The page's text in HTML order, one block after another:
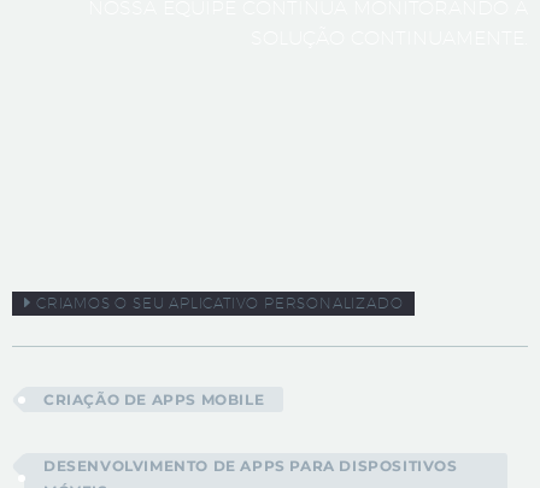
CRIAMOS O SEU APLICATIVO PERSONALIZADO
CRIAÇÃO DE APPS MOBILE
DESENVOLVIMENTO DE APPS PARA DISPOSITIVOS